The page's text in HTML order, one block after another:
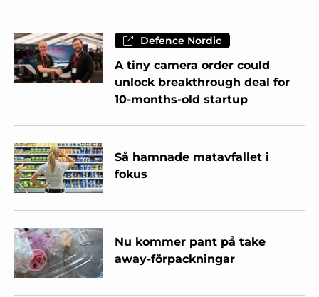
Defence Nordic
A tiny camera order could
unlock breakthrough deal for
10-months-old startup
Så hamnade matavfallet i
fokus
Nu kommer pant på take
away-förpackningar